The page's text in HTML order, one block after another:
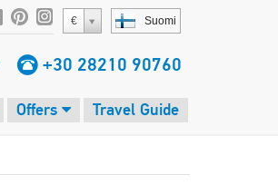
Suomi
€
+30 28210 90760
Offers Travel Guide